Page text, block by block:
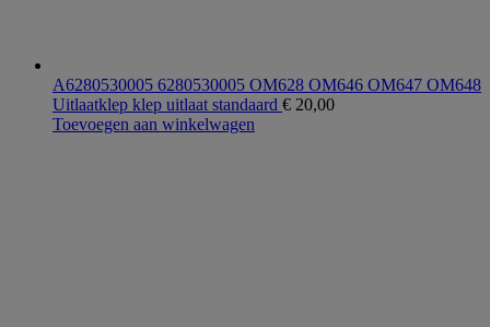
A6280530005 6280530005 OM628 OM646 OM647 OM648
Uitlaatklep klep uitlaat standaard € 20,00
Toevoegen aan winkelwagen